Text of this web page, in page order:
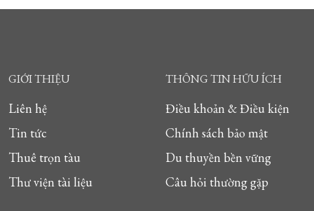
GIỚI THIỆU
Liên hệ
Tin tức
Thuê trọn tàu
Thư viện tài liệu
THÔNG TIN HỮU ÍCH
Điều khoản & Điều kiện
Chính sách bảo mật
Du thuyền bền vững
Câu hỏi thường gặp